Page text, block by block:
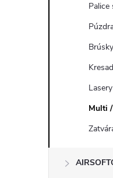
Brúsky
Lasery
Multi